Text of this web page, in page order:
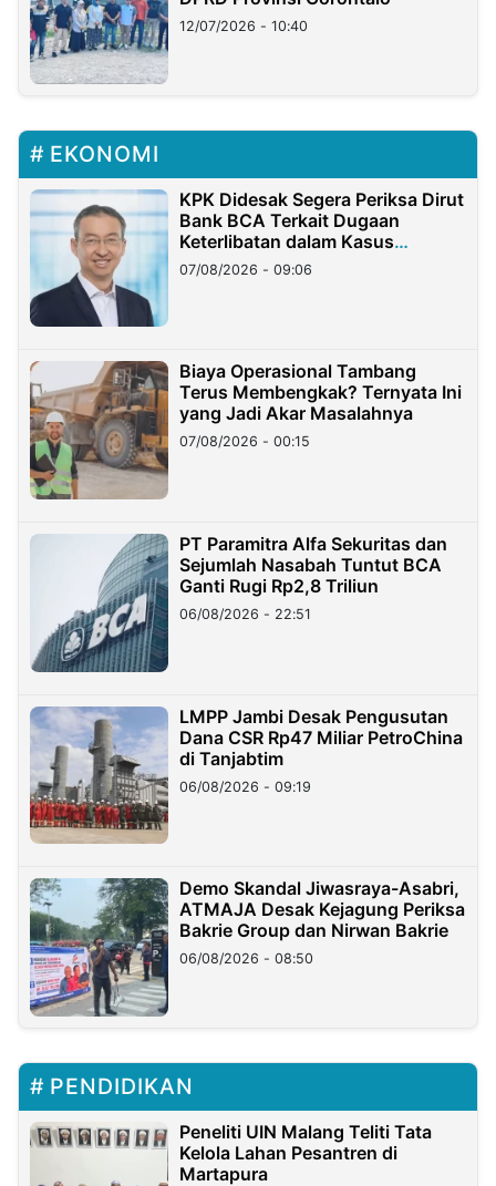
12/07/2026 - 10:40
EKONOMI
KPK Didesak Segera Periksa Dirut
Bank BCA Terkait Dugaan
Keterlibatan dalam Kasus
Hilangnya Dana Nasabah Rp2,58
Miliar
07/08/2026 - 09:06
Biaya Operasional Tambang
Terus Membengkak? Ternyata Ini
yang Jadi Akar Masalahnya
07/08/2026 - 00:15
PT Paramitra Alfa Sekuritas dan
Sejumlah Nasabah Tuntut BCA
Ganti Rugi Rp2,8 Triliun
06/08/2026 - 22:51
LMPP Jambi Desak Pengusutan
Dana CSR Rp47 Miliar PetroChina
di Tanjabtim
06/08/2026 - 09:19
Demo Skandal Jiwasraya-Asabri,
ATMAJA Desak Kejagung Periksa
Bakrie Group dan Nirwan Bakrie
06/08/2026 - 08:50
PENDIDIKAN
Peneliti UIN Malang Teliti Tata
Kelola Lahan Pesantren di
Martapura